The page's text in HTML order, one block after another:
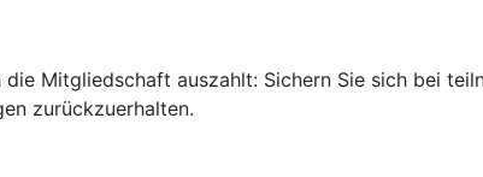
Mitgliedschaft auszahlt: Sichern Sie sich bei
zurückzuerhalten.